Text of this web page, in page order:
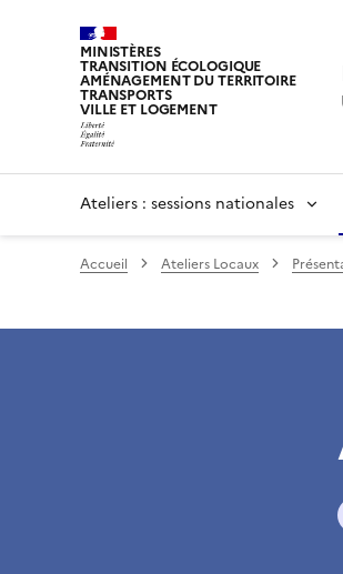
MINISTÈRES
TRANSITION ÉCOLOGIQUE
AMÉNAGEMENT DU TERRITOIRE
TRANSPORTS
VILLE ET LOGEMENT
Ateliers : sessions nationales
Accueil Ateliers Locaux